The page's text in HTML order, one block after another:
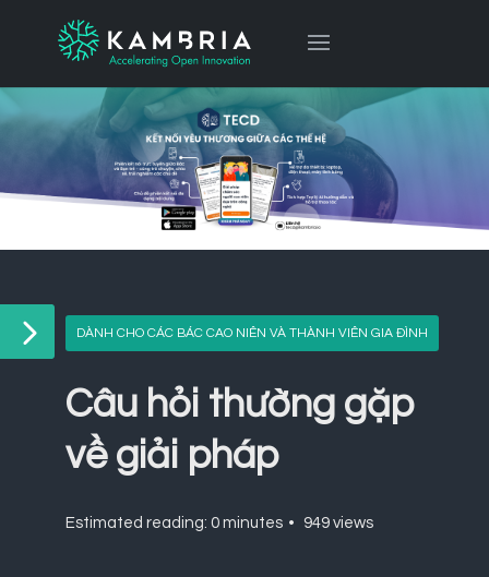
DÀNH CHO CÁC BÁC CAO NIÊN VÀ THÀNH VIÊN GIA ĐÌNH
Câu hỏi thường gặp
về giải pháp
Estimated reading: 0 minutes 949 views